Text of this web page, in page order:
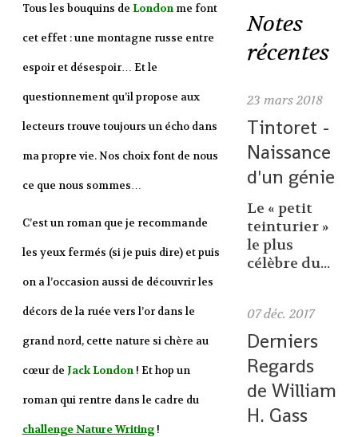
Tous les bouquins de Londonme font
cet effet : une montagne russe entre
espoir et désespoir… Et le
questionnement qu’il propose aux
lecteurs trouve toujours un écho dans
ma propre vie. Nos choix font de nous
ce que nous sommes…
C’est un roman que je recommande
les yeux fermés (si je puis dire) et puis
on a l’occasion aussi de découvrir les
décors de la ruée vers l’or dans le
grand nord, cette nature si chère au
cœur de Jack London! Et hop un
roman qui rentre dans le cadre du
challenge Nature Writing!
Notes
récentes
23 mars 2018
Tintoret -
Naissance
d'un génie
Le « petit
teinturier »
le plus
célèbre du...
07 déc. 2017
Derniers
Regards
de William
H. Gass